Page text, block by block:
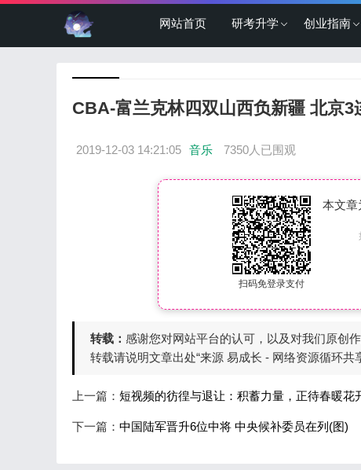
网站首页 研考升学 创业指南
CBA-富兰克林四双山西负新疆 北京3
2019-12-03 14:21:05 音乐 7350人已围观
扫码免登录支付
本文章
转载： 感谢您对网站平台的认可，以及对我们原创
转载请说明文章出处“来源 易成长 - 网络资源循环共
上一篇： 短视频的彷徨与退让：积蓄力量，正待春暖花
下一篇： 中国陆军晋升6位中将 中央候补委员在列(图)